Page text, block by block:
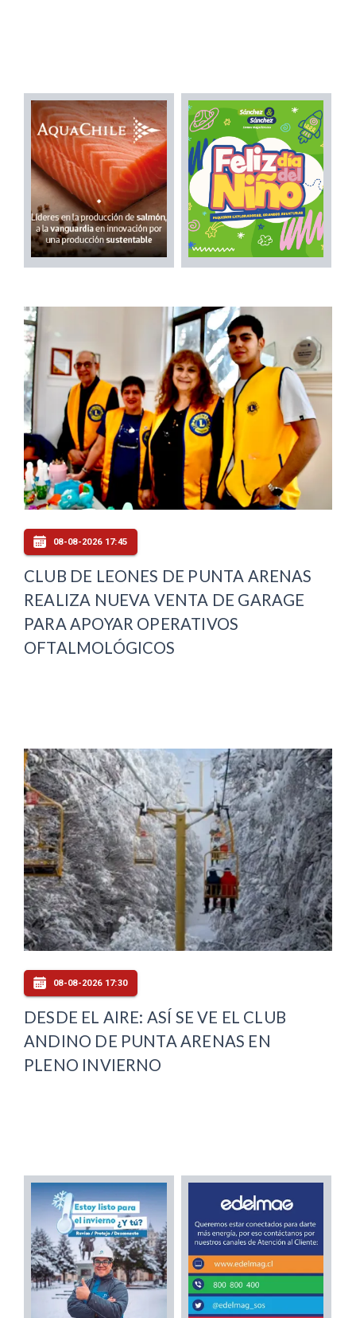
08-08-2026 17:45
CLUB DE LEONES DE PUNTA ARENAS
REALIZA NUEVA VENTA DE GARAGE
PARA APOYAR OPERATIVOS
OFTALMOLÓGICOS
08-08-2026 17:30
DESDE EL AIRE: ASÍ SE VE EL CLUB
ANDINO DE PUNTA ARENAS EN
PLENO INVIERNO